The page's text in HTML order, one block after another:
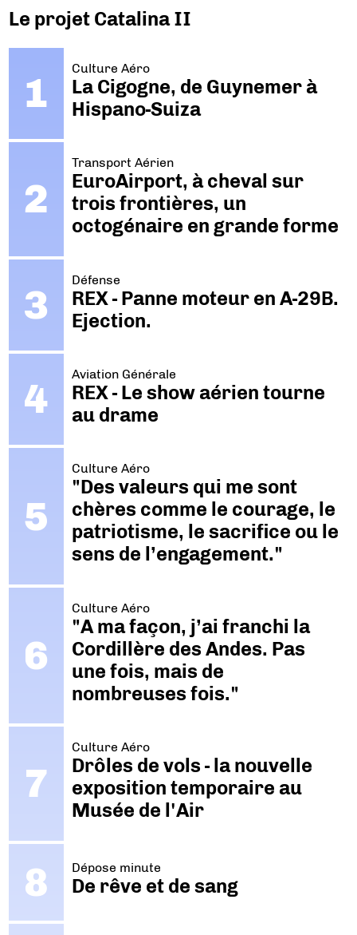
Le projet Catalina II
Culture Aéro
La Cigogne, de Guynemer à
Hispano-Suiza
Transport Aérien
EuroAirport, à cheval sur
trois frontières, un
octogénaire en grande forme
Défense
REX - Panne moteur en A-29B.
Ejection.
Aviation Générale
REX - Le show aérien tourne
au drame
Culture Aéro
"Des valeurs qui me sont
chères comme le courage, le
patriotisme, le sacrifice ou le
sens de l’engagement."
Culture Aéro
"A ma façon, j’ai franchi la
Cordillère des Andes. Pas
une fois, mais de
nombreuses fois."
Culture Aéro
Drôles de vols - la nouvelle
exposition temporaire au
Musée de l'Air
Dépose minute
De rêve et de sang